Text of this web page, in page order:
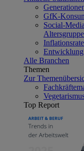
GfK-
Social-
Entwicklung
Alle Branchen
Themen
Zur
Top Report